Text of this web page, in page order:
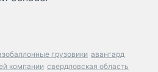
грузовики авангард
компании свердловская область